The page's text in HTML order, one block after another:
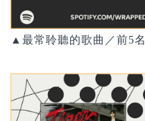
▲最常聆聽的歌曲／前5名